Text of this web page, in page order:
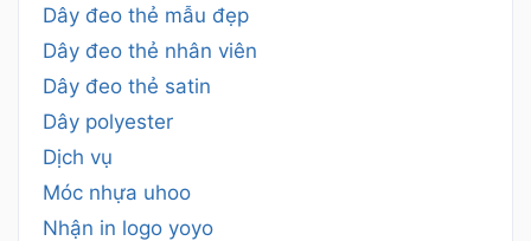
Dây đeo thẻ mẫu đẹp
Dây đeo thẻ nhân viên
Dây đeo thẻ satin
Dây polyester
Dịch vụ
Móc nhựa uhoo
Nhận in logo yoyo